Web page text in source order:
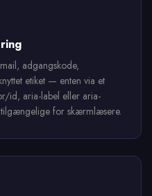
adgangskode,
etiket — enten via et
id, aria-label eller aria-
for skærmlæsere.